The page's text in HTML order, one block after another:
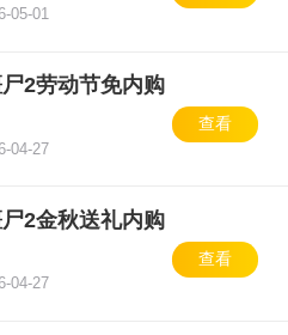
05-01
2劳动节免内购
04-27
查看
2金秋送礼内购
04-27
查看